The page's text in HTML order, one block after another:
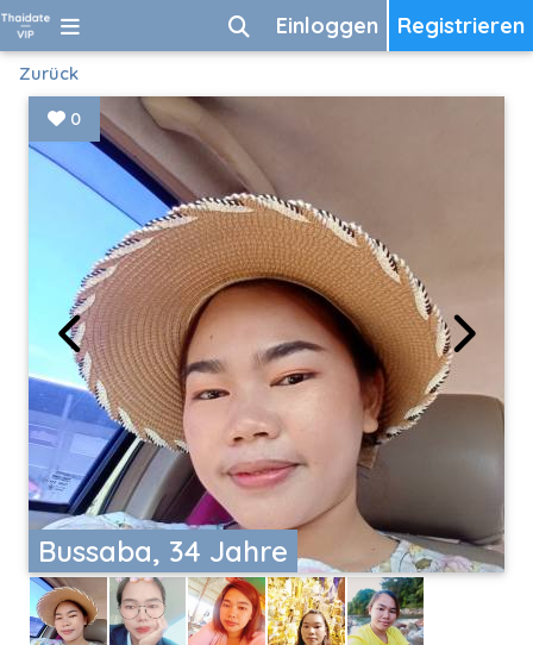
Registrieren
Einloggen
Zurück
Bussaba, 34 Jahre
0